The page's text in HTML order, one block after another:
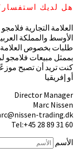
هل لديك
العلامة التجارية
الأوسط والمملكة
طلبات بخصوص العلامة
بممثل مبيعات فلامجو
كنت تريد أن تصبح
أو إفريقيا
Director Manager
Marc Nissen
trading.dk
Tel:+45 28 89 31 60
الأسم